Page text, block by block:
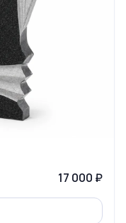
17 000 ₽